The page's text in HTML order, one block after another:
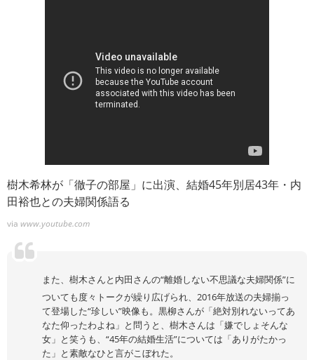
樹木希林が「徹子の部屋」に出演、結婚45年別居43年・内
田裕也との夫婦関係語る
via www.youtube.com
また、樹木さんと内田さんの“離婚しない不思議な夫婦関係”に
ついても度々トークが繰り広げられ、2016年放送の夫婦揃っ
て登場した“珍しい”映像も。黒柳さんが「絶対別れないってあ
なた仰ったわよね」と問うと、樹木さんは「嫌でしょそんな
女」と笑うも、“45年の結婚生活”については「ありがたかっ
た」と素敵なひと言がこぼれた。